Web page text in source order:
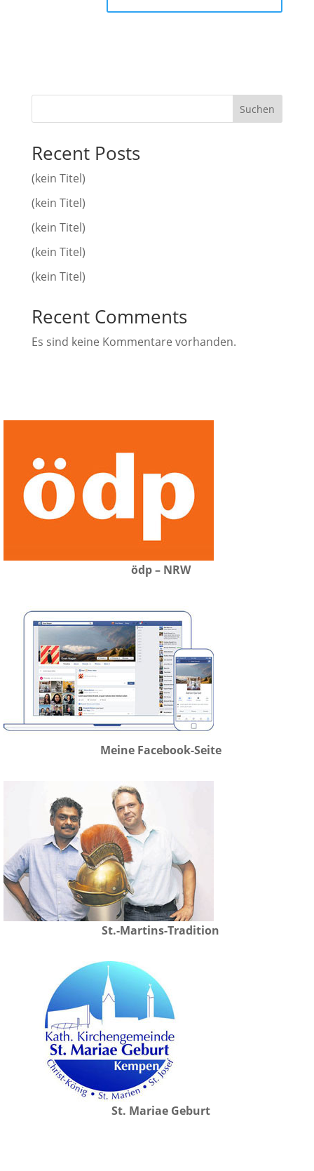
Suchen
Recent Posts
(kein Titel)
(kein Titel)
(kein Titel)
(kein Titel)
(kein Titel)
Recent Comments
Es sind keine Kommentare vorhanden.
ödp – NRW
Meine Facebook-Seite
St.-Martins-Tradition
St. Mariae Geburt